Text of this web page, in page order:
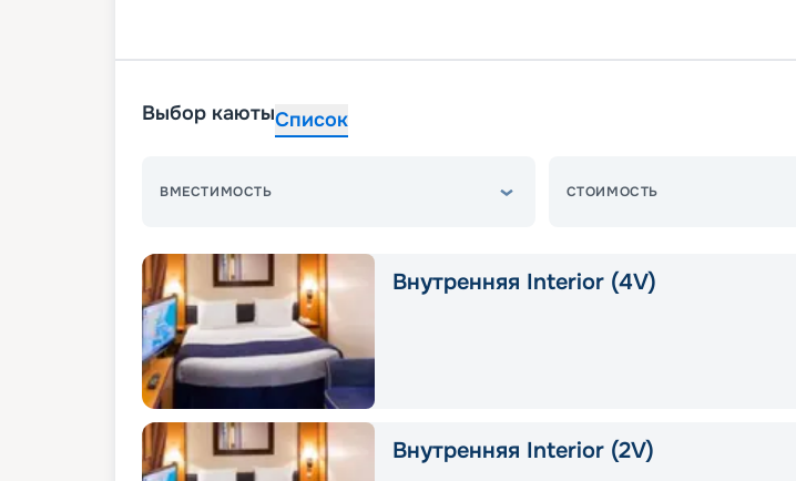
Выбор каютыСписок
ВМЕСТИМОСТЬ СТОИМОСТЬ
Внутренняя Interior (4V)
Внутренняя Interior (2V)